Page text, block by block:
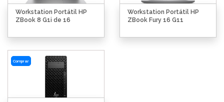
Workstation Portátil HP
ZBook 8 G1i de 16
Workstation Portátil HP
ZBook Fury 16 G11
Comprar